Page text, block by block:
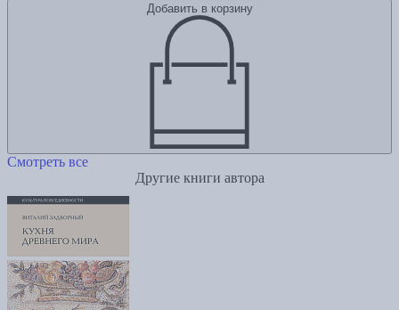
Добавить в корзину
Смотреть все
Другие книги автора